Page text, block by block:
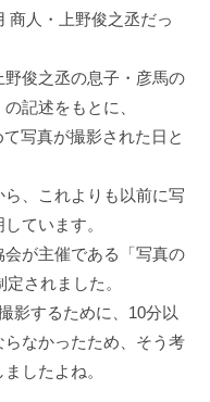
商人・上野俊之丞だっ
野俊之丞の息子・彦馬の
記述をもとに、
写真が撮影された日と
、これよりも以前に写
ています。
会が主催である「写真の
されました。
影するために、10分以
らなかったため、そう考
したよね。